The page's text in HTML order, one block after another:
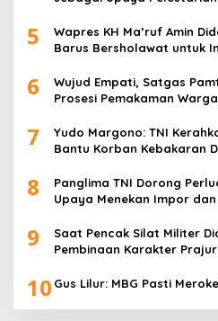
5
Wapres KH Ma’ruf Amin
Barus Bersholawat untuk
6
Wujud Empati, Satgas
Prosesi Pemakaman Warga
7
Yudo Margono: TNI
Bantu Korban Kebakaran
8
Panglima TNI Dorong
Upaya Menekan Impor
9
Saat Pencak Silat Militer
Pembinaan Karakter
10 Gus Lilur: MBG Pasti